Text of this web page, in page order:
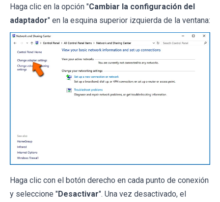
Haga clic en la opción "Cambiar la configuración del
adaptador" en la esquina superior izquierda de la ventana:
Haga clic con el botón derecho en cada punto de conexión
y seleccione "Desactivar". Una vez desactivado, el